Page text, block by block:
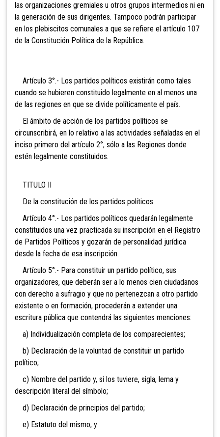
las organizaciones gremiales u otros grupos intermedios ni en
la generación de sus dirigentes. Tampoco podrán participar
en los plebiscitos comunales a que se refiere el artículo 107
de la Constitución Política de la República.
Artículo 3°.- Los partidos políticos existirán como tales
cuando se hubieren constituido legalmente en al menos una
de las regiones en que se divide políticamente el país.
El ámbito de acción de los partidos políticos se
circunscribirá, en lo relativo a las actividades señaladas en el
inciso primero del artículo 2°, sólo a las Regiones donde
estén legalmente constituidos.
TITULO II
De la constitución de los partidos políticos
Artículo 4°.- Los partidos políticos quedarán legalmente
constituidos una vez practicada su inscripción en el Registro
de Partidos Políticos y gozarán de personalidad jurídica
desde la fecha de esa inscripción.
Artículo 5°.- Para constituir un partido político, sus
organizadores, que deberán ser a lo menos cien ciudadanos
con derecho a sufragio y que no pertenezcan a otro partido
existente o en formación, procederán a extender una
escritura pública que contendrá las siguientes menciones:
a) Individualización completa de los comparecientes;
b) Declaración de la voluntad de constituir un partido
político;
c) Nombre del partido y, si los tuviere, sigla, lema y
descripción literal del símbolo;
d) Declaración de principios del partido;
e) Estatuto del mismo, y